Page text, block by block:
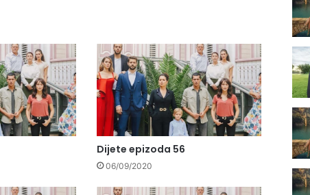
Dijete epizoda 56
06/09/2020